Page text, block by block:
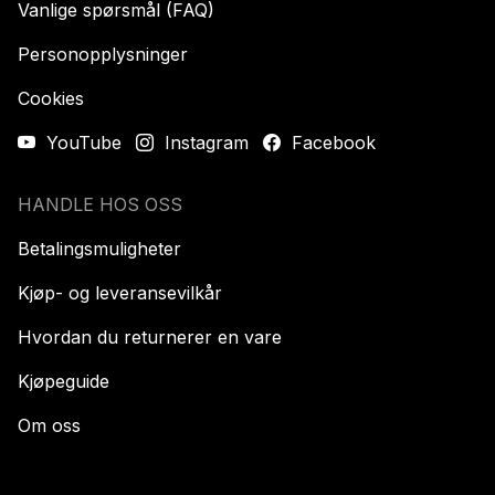
Vanlige spørsmål (FAQ)
Personopplysninger
Cookies
YouTube
Instagram Facebook
HANDLE HOS OSS
Betalingsmuligheter
Kjøp- og leveransevilkår
Hvordan du returnerer en vare
Kjøpeguide
Om oss